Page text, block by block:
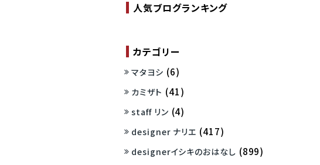
人気ブログランキング
カテゴリー
マタヨシ (6)
カミザト (41)
staff リン (4)
designer ナリエ (417)
designerイシキのおはなし (899)